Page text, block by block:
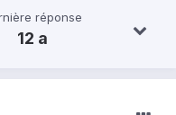
réponse
12 a